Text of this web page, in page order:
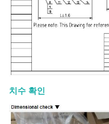
치수 확인